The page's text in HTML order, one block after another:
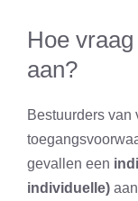
Hoe
aan?
Bestuurders van
gevallen een
individuelle)